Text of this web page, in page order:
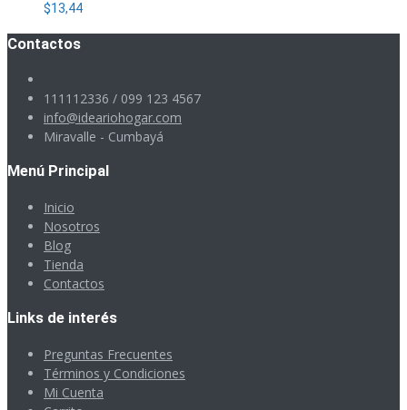
$13,44
Contactos
111112336 / 099 123 4567
info@ideariohogar.com
Miravalle - Cumbayá
Menú Principal
Inicio
Nosotros
Blog
Tienda
Contactos
Links de interés
Preguntas Frecuentes
Términos y Condiciones
Mi Cuenta